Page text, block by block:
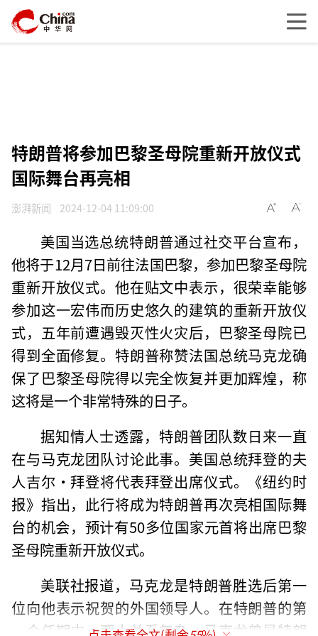
特朗普将参加巴黎圣母院重新开放仪式
国际舞台再亮相
澎湃新闻 2024-12-04 11:09:00
美国当选总统特朗普通过社交平台宣布，
他将于12月7日前往法国巴黎，参加巴黎圣母院
重新开放仪式。他在贴文中表示，很荣幸能够
参加这一宏伟而历史悠久的建筑的重新开放仪
式，五年前遭遇毁灭性火灾后，巴黎圣母院已
得到全面修复。特朗普称赞法国总统马克龙确
保了巴黎圣母院得以完全恢复并更加辉煌，称
这将是一个非常特殊的日子。
据知情人士透露，特朗普团队数日来一直
在与马克龙团队讨论此事。美国总统拜登的夫
人吉尔·拜登将代表拜登出席仪式。《纽约时
报》指出，此行将成为特朗普再次亮相国际舞
台的机会，预计有50多位国家元首将出席巴黎
圣母院重新开放仪式。
美联社报道，马克龙是特朗普胜选后第一
位向他表示祝贺的外国领导人。在特朗普的第
一个任期内，两人关系复杂。马克龙曾是特朗